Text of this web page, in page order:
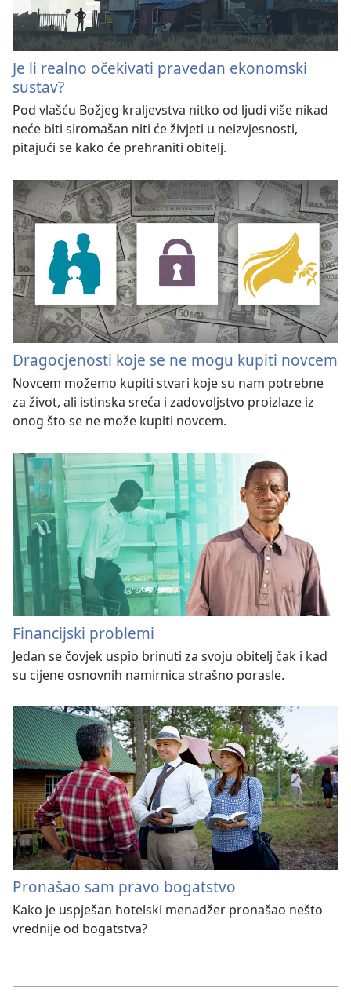
Je li realno očekivati pravedan ekonomski
sustav?
Pod vlašću Božjeg kraljevstva nitko od ljudi više nikad
neće biti siromašan niti će živjeti u neizvjesnosti,
pitajući se kako će prehraniti obitelj.
Dragocjenosti koje se ne mogu kupiti novcem
Novcem možemo kupiti stvari koje su nam potrebne
za život, ali istinska sreća i zadovoljstvo proizlaze iz
onog što se ne može kupiti novcem.
Financijski problemi
Jedan se čovjek uspio brinuti za svoju obitelj čak i kad
su cijene osnovnih namirnica strašno porasle.
Pronašao sam pravo bogatstvo
Kako je uspješan hotelski menadžer pronašao nešto
vrednije od bogatstva?